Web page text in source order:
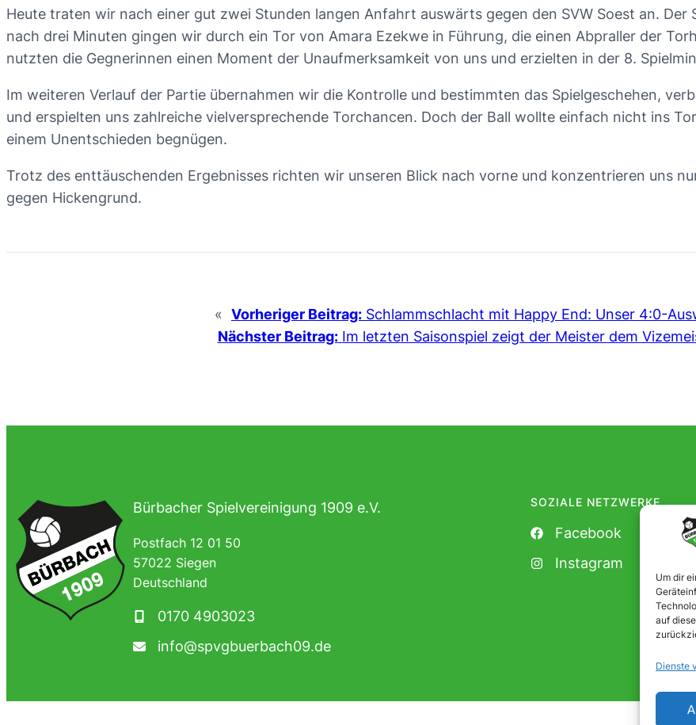
Um dir
auf
Dienste
Heute traten wir nach einer gut zwei Stunden langen Anfahrt auswärts gegen den SVW Soest an.
nach drei Minuten gingen wir durch ein Tor von Amara Ezekwe in Führung, die einen Abpraller der
nutzten die Gegnerinnen einen Moment der Unaufmerksamkeit von uns und erzielten in der 8.
Im weiteren Verlauf der Partie übernahmen wir die Kontrolle und bestimmten das Spielgeschehen,
und erspielten uns zahlreiche vielversprechende Torchancen. Doch der Ball wollte einfach nicht ins
einem Unentschieden begnügen.
Trotz des enttäuschenden Ergebnisses richten wir unseren Blick nach vorne und konzentrieren uns
gegen Hickengrund.
« Vorheriger Beitrag: Schlammschlacht mit Happy End: Unser 4:0-
Nächster Beitrag: Im letzten Saisonspiel zeigt der Meister dem
Bürbacher Spielvereinigung 1909 e.V.
Postfach 12 01 50
57022 Siegen
Deutschland
0170 4903023
info@spvgbuerbach09.de
SOZIALE NETZWERKE
Facebook
Instagram